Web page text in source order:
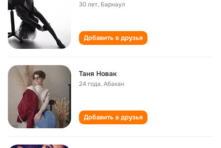
30 лет, Барнаул
Добавить в друзья
Таня Новак
24 года,Абакан
Добавить в друзья